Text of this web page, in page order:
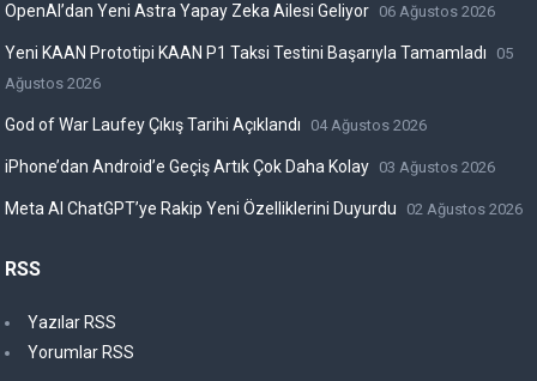
OpenAI’dan Yeni Astra Yapay Zeka Ailesi Geliyor 06 Ağustos 2026
Yeni KAAN Prototipi KAAN P1 Taksi Testini Başarıyla Tamamladı
05
Ağustos 2026
God of War Laufey Çıkış Tarihi Açıklandı 04 Ağustos 2026
iPhone’dan Android’e Geçiş Artık Çok Daha Kolay 03 Ağustos 2026
Meta AI ChatGPT’ye Rakip Yeni Özelliklerini Duyurdu 02 Ağustos 2026
RSS
Yazılar RSS
Yorumlar RSS